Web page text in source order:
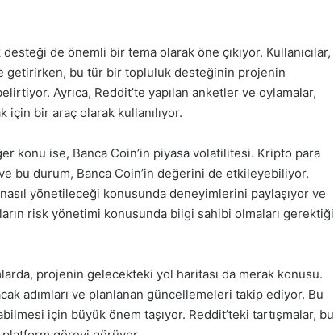
de önemli bir tema olarak öne çıkıyor. Kullanıcılar,
getirirken, bu tür bir topluluk desteğinin projenin
Ayrıca, Reddit’te yapılan anketler ve oylamalar,
bir araç olarak kullanılıyor.
konu ise, Banca Coin’in piyasa volatilitesi. Kripto para
bu durum, Banca Coin’in değerini de etkileyebiliyor.
yönetileceği konusunda deneyimlerini paylaşıyor ve
risk yönetimi konusunda bilgi sahibi olmaları gerektiği
projenin gelecekteki yol haritası da merak konusu.
adımları ve planlanan güncellemeleri takip ediyor. Bu
için büyük önem taşıyor. Reddit’teki tartışmalar, bu